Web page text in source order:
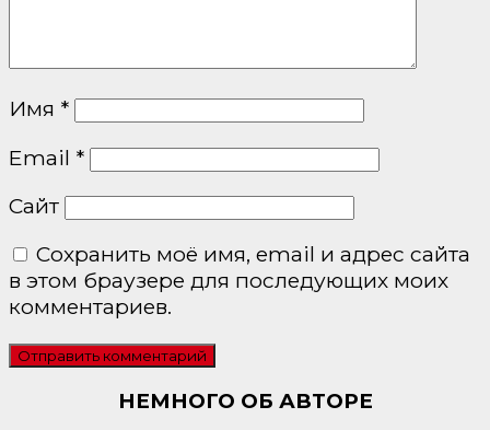
Имя *
Email *
Сайт
Сохранить моё имя, email и адрес сайта
в этом браузере для последующих моих
комментариев.
НЕМНОГО ОБ АВТОРЕ